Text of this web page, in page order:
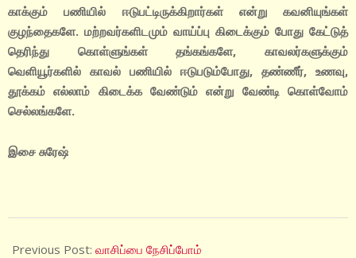
காக்கும் பணியில் ஈடுபட்டிருக்கிறார்கள் என்று கவனியுங்கள்
குழந்தைகளே. மற்றவர்களிடமும் வாய்ப்பு கிடைக்கும் போது கேட்டுத்
தெரிந்து கொள்ளுங்கள் தங்கங்களே, காவலர்களுக்கும்
வெளியூர்களில் காவல் பணியில் ஈடுபடும்போது, தண்ணீர், உணவு,
தூக்கம் எல்லாம் கிடைக்க வேண்டும் என்று வேண்டி கொள்வோம்
செல்லங்களே.
இசை சுரேஷ்
04-
Previous Post: வாசிப்பை நேசிப்போம்